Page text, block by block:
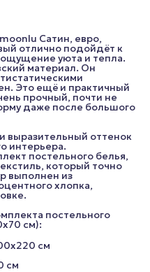
Сатин, евро,
отлично подойдёт к
уюта и тепла.
материал. Он
Это ещё и практичный
прочный, почти не
даже после большого
выразительный оттенок
интерьера.
постельного белья,
который точно
выполнен из
хлопка,
постельного
см):
см
см